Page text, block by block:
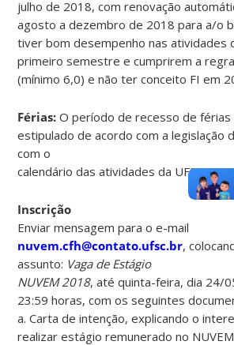
julho de 2018, com renovação
agosto a dezembro de 2018 para a/o
tiver bom desempenho nas atividades
primeiro semestre e cumprirem a
(mínimo 6,0) e não ter conceito FI em
Férias:O período de recesso de férias
estipulado de acordo com a legislação
com o
calendário das atividades da UFSC.
Inscrição
Enviar mensagem para o e-mail
nuvem.cfh@contato.ufsc.br,
assunto: Vaga de Estágio
NUVEM 2018, até quinta-feira, dia 24/
23:59 horas, com os seguintes
a. Carta de intenção, explicando o
realizar estágio remunerado no NUVEM